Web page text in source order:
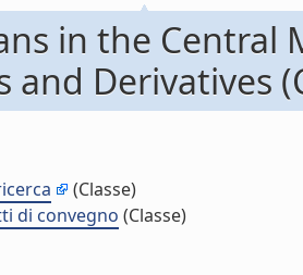
in the
and Derivatives
(Classe)
di convegno (Classe)